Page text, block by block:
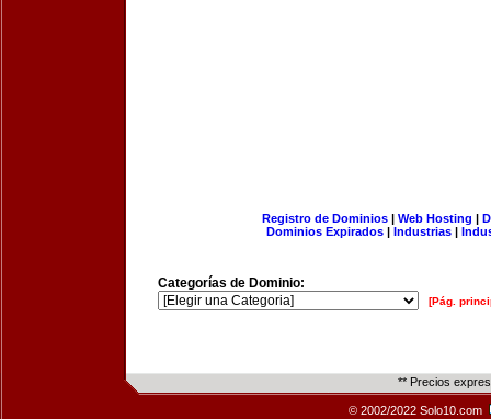
Registro de Dominios| Web Hosting |
Dominios Expirados | Industrias |
Categorías de Dominio:
[Pág.
** Precios
© 2002/2022 Solo10.com